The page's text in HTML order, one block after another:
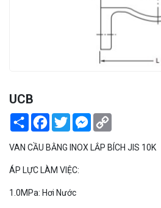
UCB
Share Facebook
TwitterMessenger
VAN CẦU BẰNG INOX LẮP BÍCH JIS 10K
ÁP LỰC LÀM VIỆC:
1.0MPa: Hơi Nước